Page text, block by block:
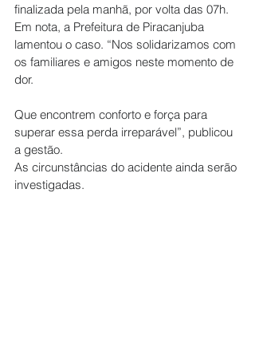
finalizada pela manhã, por volta das 07h.
Em nota, a Prefeitura de Piracanjuba
lamentou o caso. “Nos solidarizamos com
os familiares e amigos neste momento de
dor.
Que encontrem conforto e força para
superar essa perda irreparável”, publicou
a gestão.
As circunstâncias do acidente ainda serão
investigadas.